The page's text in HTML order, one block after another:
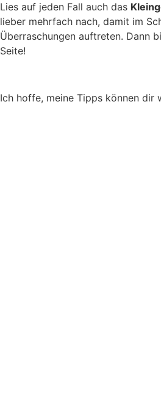
Lies auf jeden Fall auch das
lieber mehrfach nach, damit im
Überraschungen auftreten. Dann
Seite!
Ich hoffe, meine Tipps können dir